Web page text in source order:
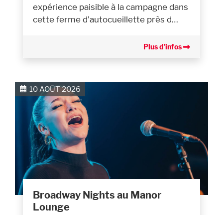
expérience paisible à la campagne dans
cette ferme d’autocueillette près d…
Plus d’infos
10 AOÛT 2026
Broadway Nights au Manor
Lounge